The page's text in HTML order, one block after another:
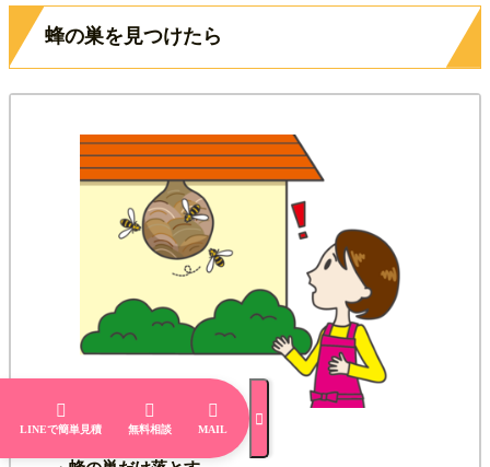
蜂の巣を見つけたら
【やってはいけないこと】

LINEで簡単見積

無料相談

MAIL
